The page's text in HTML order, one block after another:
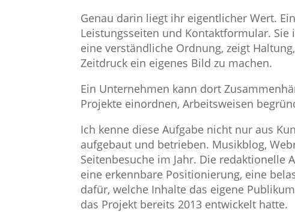
Genau darin liegt ihr eigentlicher Wert.
Leistungsseiten und Kontaktformular.
eine verständliche Ordnung, zeigt
Zeitdruck ein eigenes Bild zu machen.
Ein Unternehmen kann dort
Projekte einordnen, Arbeitsweisen
Ich kenne diese Aufgabe nicht nur aus
aufgebaut und betrieben. Musikblog,
Seitenbesuche im Jahr. Die redaktionelle
eine erkennbare Positionierung, eine
dafür, welche Inhalte das eigene
das Projekt bereits 2013 entwickelt hatte.